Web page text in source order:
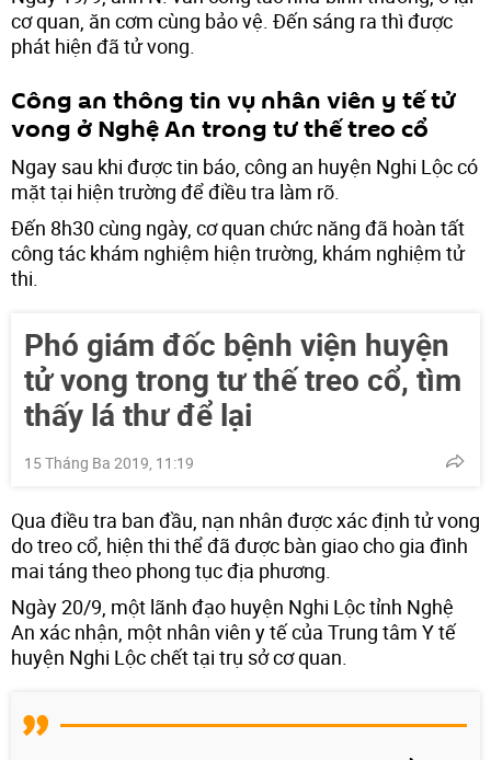
cơ quan, ăn cơm cùng bảo vệ. Đến sáng ra thì được
phát hiện đã tử vong.
Công an thông tin vụ nhân viên y tế tử
vong ở Nghệ An trong tư thế treo cổ
Ngay sau khi được tin báo, công an huyện Nghi Lộc có
mặt tại hiện trường để điều tra làm rõ.
Đến 8h30 cùng ngày, cơ quan chức năng đã hoàn tất
công tác khám nghiệm hiện trường, khám nghiệm tử
thi.
Phó giám đốc bệnh viện huyện
tử vong trong tư thế treo cổ, tìm
thấy lá thư để lại
15 Tháng Ba 2019, 11:19
Qua điều tra ban đầu, nạn nhân được xác định tử vong
do treo cổ, hiện thi thể đã được bàn giao cho gia đình
mai táng theo phong tục địa phương.
Ngày 20/9, một lãnh đạo huyện Nghi Lộc tỉnh Nghệ
An xác nhận, một nhân viên y tế của Trung tâm Y tế
huyện Nghi Lộc chết tại trụ sở cơ quan.